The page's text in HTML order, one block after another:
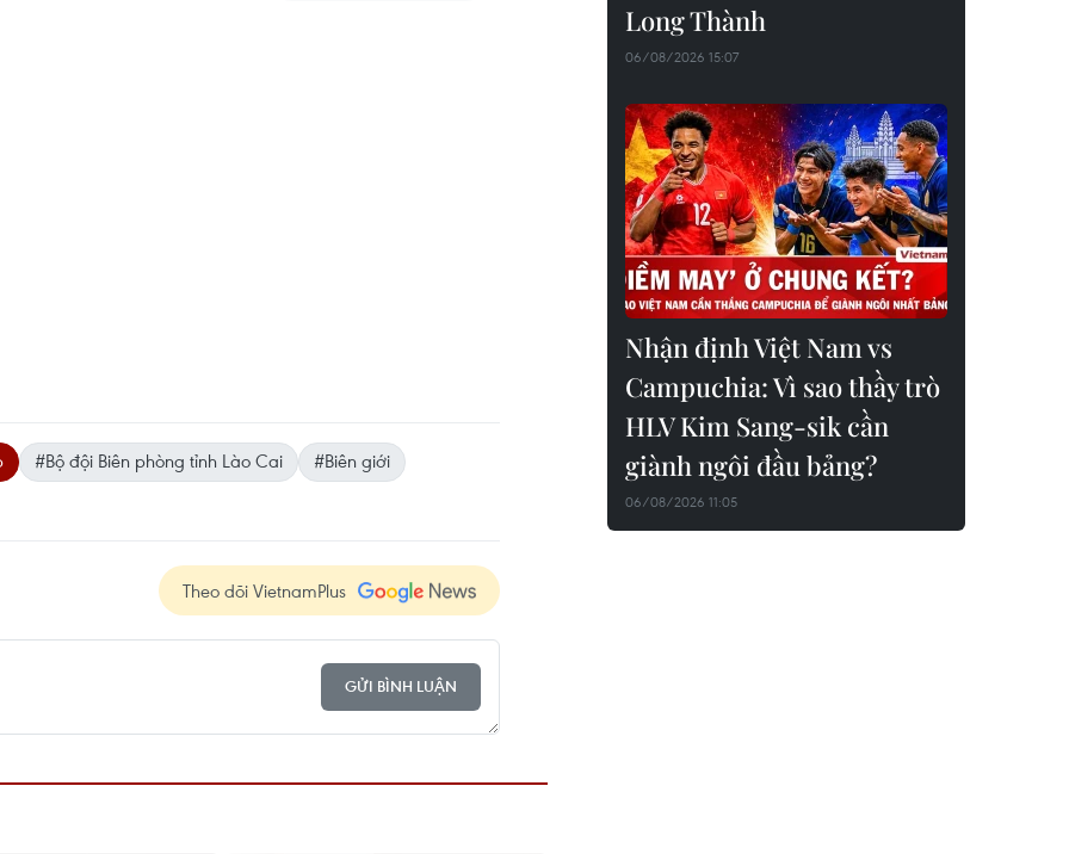
#Bộ đội Biên phòng tỉnh Lào Cai
#Biên giới
Theo dõi VietnamPlus
GỬI BÌNH LUẬN
Long Thành
06/08/2026 15:07
Nhận định Việt Nam vs
Campuchia: Vì sao thầy trò
HLV Kim Sang-sik cần
giành ngôi đầu bảng?
06/08/2026 11:05